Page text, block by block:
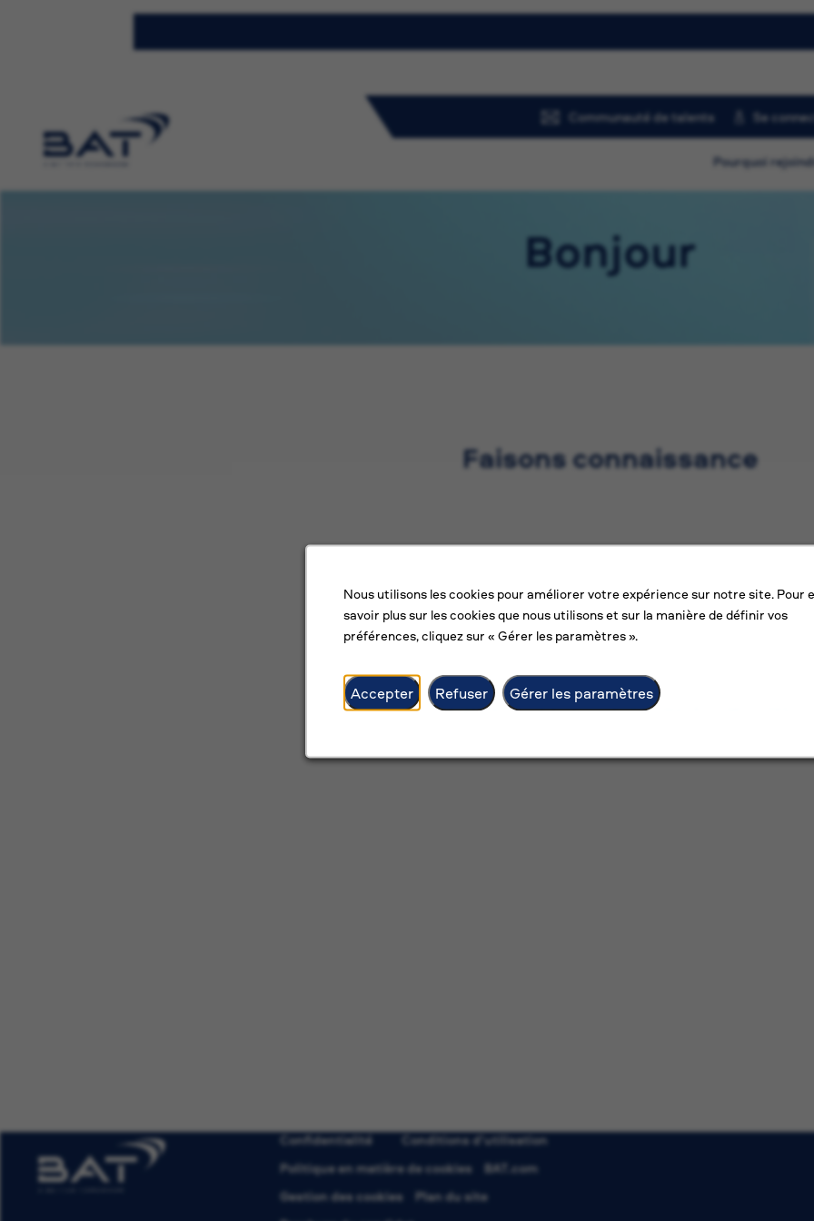
Nous utilisons les cookies pour améliorer votre expérience sur notre site. Pour
savoir plus sur les cookies que nous utilisons et sur la manière de définir vos
préférences, cliquez sur « Gérer les paramètres ».
Accepter Refuser Gérer les paramètres
Communauté de talents Se
Pourquoi
Bonjour
Faisons connaissance
Chargement... Cela peut prendre jusqu'à 20 secondes.
Confidentialité
Conditions d’utilisation
Politique en matière de cookies
BAT.com
Gestion des cookies
Plan du site